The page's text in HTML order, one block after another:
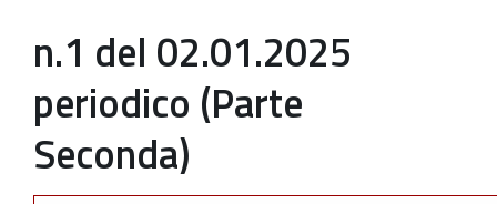
n.1 del 02.01.2025
periodico (Parte
Seconda)